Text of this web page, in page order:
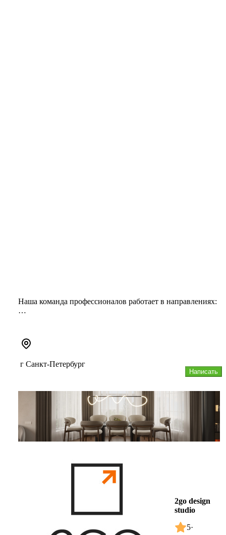
Наша команда профессионалов работает в направлениях:
Написать
г Санкт-Петербург
2go design
studio
5·